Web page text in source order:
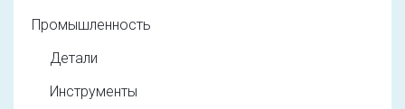
Промышленность
Детали
Инструменты